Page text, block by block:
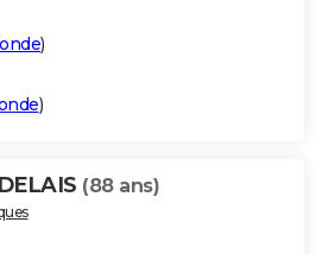
)
)
(88 ans)